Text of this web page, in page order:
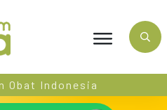
Obat Indonesia